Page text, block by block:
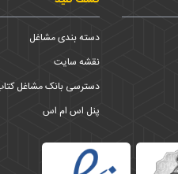
دسته بندی مشاغل
نقشه سایت
دسترسی بانک مشاغل
پنل اس ام اس